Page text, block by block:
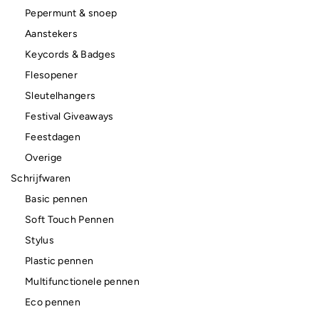
Pepermunt & snoep
Aanstekers
Keycords & Badges
Flesopener
Sleutelhangers
Festival Giveaways
Feestdagen
Overige
Schrijfwaren
Basic pennen
Soft Touch Pennen
Stylus
Plastic pennen
Multifunctionele pennen
Eco pennen